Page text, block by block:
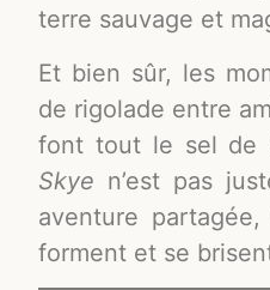
terre sauvage et
Et bien sûr, les
de rigolade entre
font tout le sel de
Skye n’est pas
aventure
forment et se